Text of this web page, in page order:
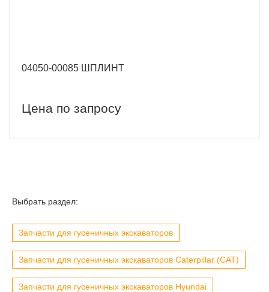
04050-00085 ШПЛИНТ
Цена по запросу
Выбрать раздел:
Запчасти для гусеничных экскаваторов
Запчасти для гусеничных экскаваторов Caterpillar (CAT)
Запчасти для гусеничных экскаваторов Hyundai